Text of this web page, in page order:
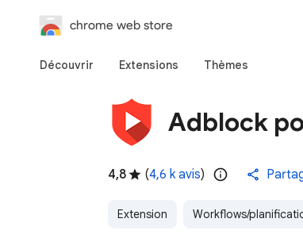
chrome web store
Découvrir Extensions Thèmes
Adblock
4,8 (4,6 k avis)
Extension Workflows/